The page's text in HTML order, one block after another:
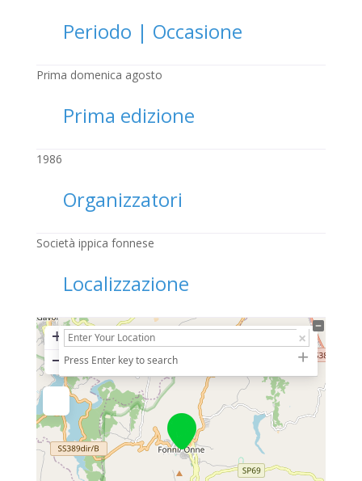
Periodo | Occasione
Prima domenica agosto
Prima edizione
1986
Organizzatori
Società ippica fonnese
Localizzazione
+
− Press Enter key to search